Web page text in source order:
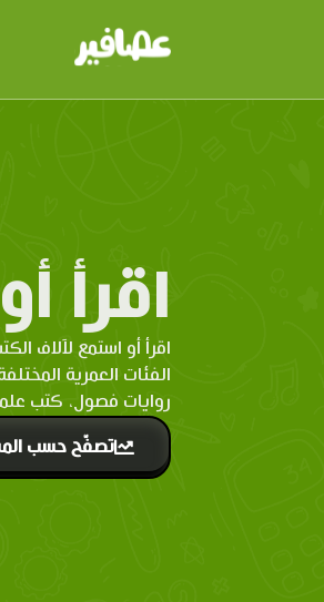
اقرأ
اقرأ أو استمع لآلاف
الفئات العمرية
روايات فصول، كتب
تصفّح حسب